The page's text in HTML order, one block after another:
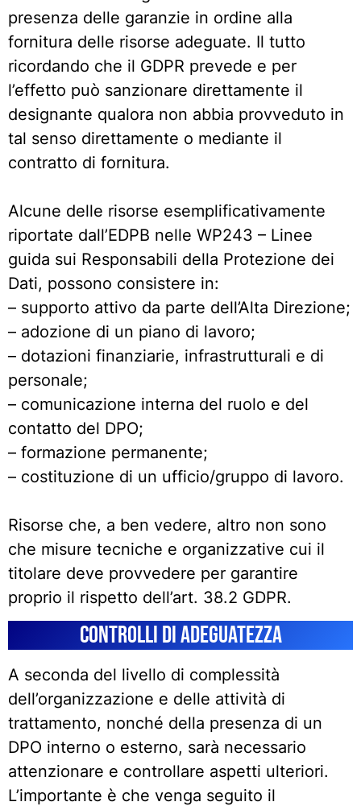
presenza delle garanzie in ordine alla
fornitura delle risorse adeguate. Il tutto
ricordando che il GDPR prevede e per
l’effetto può sanzionare direttamente il
designante qualora non abbia provveduto in
tal senso direttamente o mediante il
contratto di fornitura.
Alcune delle risorse esemplificativamente
riportate dall’EDPB nelle WP243 – Linee
guida sui Responsabili della Protezione dei
Dati, possono consistere in:
– supporto attivo da parte dell’Alta Direzione;
– adozione di un piano di lavoro;
– dotazioni finanziarie, infrastrutturali e di
personale;
– comunicazione interna del ruolo e del
contatto del DPO;
– formazione permanente;
– costituzione di un ufficio/gruppo di lavoro.
Risorse che, a ben vedere, altro non sono
che misure tecniche e organizzative cui il
titolare deve provvedere per garantire
proprio il rispetto dell’art. 38.2 GDPR.
Controlli di adeguatezza
A seconda del livello di complessità
dell’organizzazione e delle attività di
trattamento, nonché della presenza di un
DPO interno o esterno, sarà necessario
attenzionare e controllare aspetti ulteriori.
L’importante è che venga seguito il